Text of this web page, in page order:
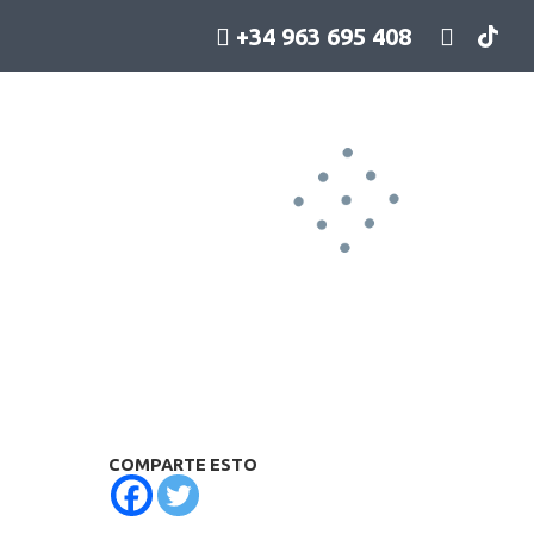
+34 963 695 408
COMPARTE ESTO